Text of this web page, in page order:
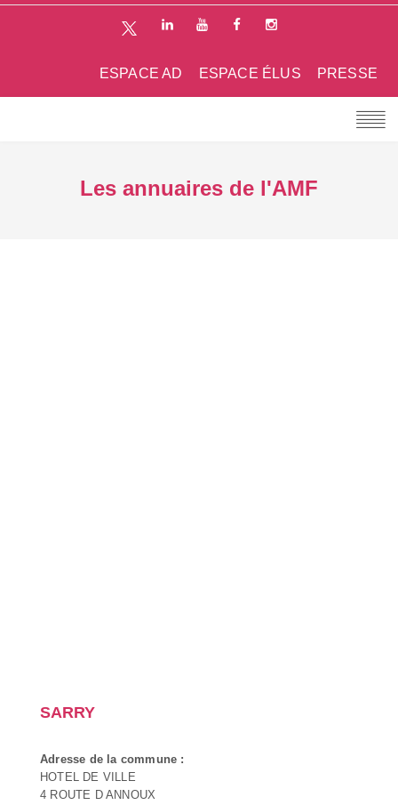
PRESSE
ESPACE ÉLUS
ESPACE AD
Les annuaires de l'AMF
SARRY
Adresse de la commune :
HOTEL DE VILLE
4 ROUTE D ANNOUX